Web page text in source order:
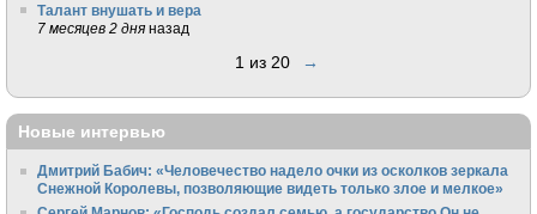
Талант внушать и вера
7 месяцев 2 дня назад
1 из 20 →
Новые интервью
Дмитрий Бабич: «Человечество надело очки из осколков зеркала
Снежной Королевы, позволяющие видеть только злое и мелкое»